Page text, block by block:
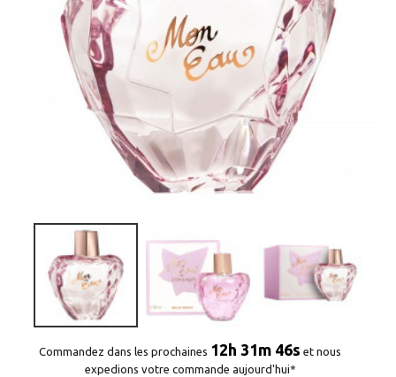
Commandez dans les prochaines 12h 31m 45s et nous
expedions votre commande aujourd'hui*